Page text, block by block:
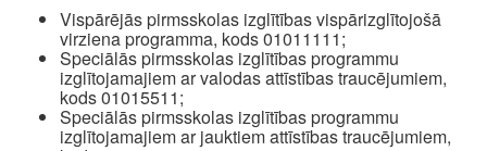
Vispārējās pirmsskolas izglītības vispārizglītojošā
virziena programma, kods 01011111;
Speciālās pirmsskolas izglītības programmu
izglītojamajiem ar valodas attīstības traucējumiem,
kods 01015511;
Speciālās pirmsskolas izglītības programmu
izglītojamajiem ar jauktiem attīstības traucējumiem,